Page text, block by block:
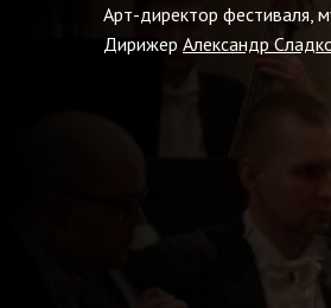
Арт-директор фестиваля,
Дирижер Александр